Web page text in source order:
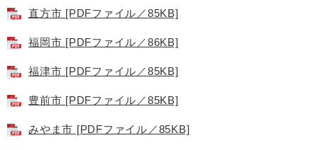
直方市 [PDFファイル／85KB]
福岡市 [PDFファイル／86KB]
福津市 [PDFファイル／85KB]
豊前市 [PDFファイル／85KB]
みやま市 [PDFファイル／85KB]